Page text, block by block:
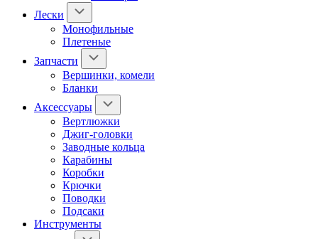
Лески
Монофильные
Плетеные
Запчасти
Вершинки, комели
Бланки
Аксессуары
Вертлюжки
Джиг-головки
Заводные кольца
Карабины
Коробки
Крючки
Поводки
Подсаки
Инструменты